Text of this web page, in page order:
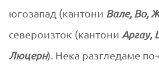
югозапад (кантони Вале, Во,
североизток (кантони Аргау,
Люцерн). Нека разгледаме